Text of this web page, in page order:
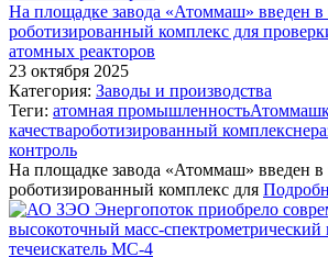
На площадке завода «Атоммаш» введен в
роботизированный комплекс для
атомных реакторов
23 октября 2025
Категория: Заводы и производства
Теги: атомная промышленностьАтоммаш
качествароботизированный комплекс
контроль
На площадке завода «Атоммаш» введен в
роботизированный комплекс для